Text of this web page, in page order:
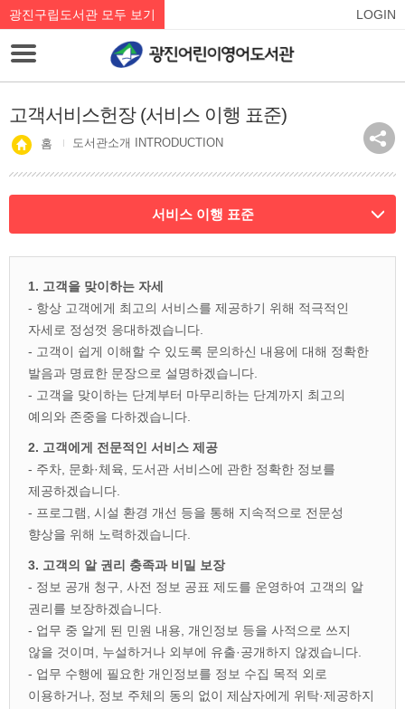
광진구립도서관 모두 보기 LOGIN
고객서비스헌장 (서비스 이행 표준)
홈 도서관소개 INTRODUCTION
서비스 이행 표준
1. 고객을 맞이하는 자세
- 항상 고객에게 최고의 서비스를 제공하기 위해 적극적인
자세로 정성껏 응대하겠습니다.
- 고객이 쉽게 이해할 수 있도록 문의하신 내용에 대해 정확한
발음과 명료한 문장으로 설명하겠습니다.
- 고객을 맞이하는 단계부터 마무리하는 단계까지 최고의
예의와 존중을 다하겠습니다.
2. 고객에게 전문적인 서비스 제공
- 주차, 문화·체육, 도서관 서비스에 관한 정확한 정보를
제공하겠습니다.
- 프로그램, 시설 환경 개선 등을 통해 지속적으로 전문성
향상을 위해 노력하겠습니다.
3. 고객의 알 권리 충족과 비밀 보장
- 정보 공개 청구, 사전 정보 공표 제도를 운영하여 고객의 알
권리를 보장하겠습니다.
- 업무 중 알게 된 민원 내용, 개인정보 등을 사적으로 쓰지
않을 것이며, 누설하거나 외부에 유출·공개하지 않겠습니다.
- 업무 수행에 필요한 개인정보를 정보 수집 목적 외로
이용하거나, 정보 주체의 동의 없이 제삼자에게 위탁·제공하지